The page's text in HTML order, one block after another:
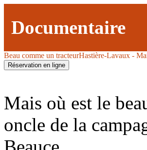
Documentaire
Beau comme un tracteurHastière-Lavaux -
Réservation en ligne
Mais où est le
oncle de la